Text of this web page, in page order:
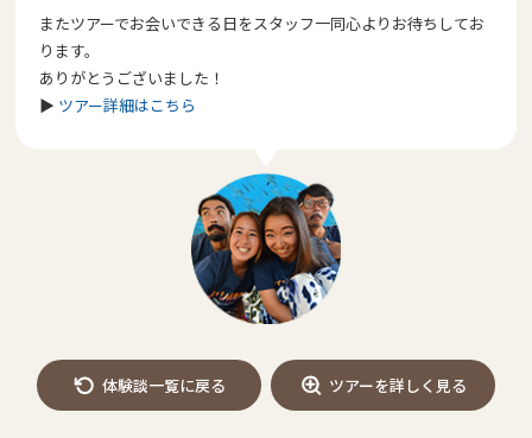
またツアーでお会いできる日をスタッフ一同心よりお待ちしてお
ります。
ありがとうございました！
▶︎ ツアー詳細はこちら
体験談一覧に戻る ツアーを詳しく見る